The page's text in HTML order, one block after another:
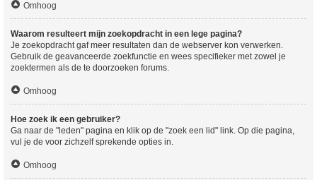
Omhoog
Waarom resulteert mijn zoekopdracht in een lege pagina?
Je zoekopdracht gaf meer resultaten dan de webserver kon verwerken.
Gebruik de geavanceerde zoekfunctie en wees specifieker met zowel je
zoektermen als de te doorzoeken forums.
Omhoog
Hoe zoek ik een gebruiker?
Ga naar de "leden" pagina en klik op de "zoek een lid" link. Op die pagina,
vul je de voor zichzelf sprekende opties in.
Omhoog